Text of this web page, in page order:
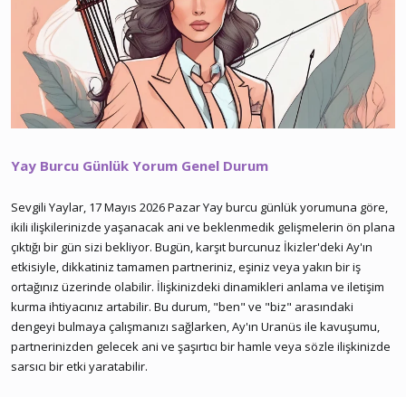
Yay Burcu Günlük Yorum Genel Durum
Sevgili Yaylar, 17 Mayıs 2026 Pazar Yay burcu günlük yorumuna göre,
ikili ilişkilerinizde yaşanacak ani ve beklenmedik gelişmelerin ön plana
çıktığı bir gün sizi bekliyor. Bugün, karşıt burcunuz İkizler'deki Ay'ın
etkisiyle, dikkatiniz tamamen partneriniz, eşiniz veya yakın bir iş
ortağınız üzerinde olabilir. İlişkinizdeki dinamikleri anlama ve iletişim
kurma ihtiyacınız artabilir. Bu durum, "ben" ve "biz" arasındaki
dengeyi bulmaya çalışmanızı sağlarken, Ay'ın Uranüs ile kavuşumu,
partnerinizden gelecek ani ve şaşırtıcı bir hamle veya sözle ilişkinizde
sarsıcı bir etki yaratabilir.